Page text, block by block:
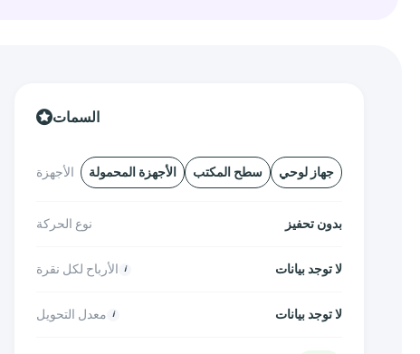
السمات
الأجهزة الأجهزة المحمولة سطح المكتب جهاز لوحي
نوع الحركة بدون تحفيز
الأرباح لكل نقرة لا توجد بيانات
معدل التحويل لا توجد بيانات